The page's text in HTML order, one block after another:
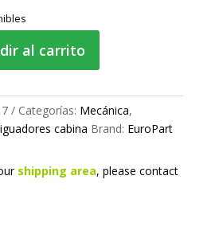
al carrito
Categorías: Mecánica,
cabina Brand: EuroPart
shipping area, please contact